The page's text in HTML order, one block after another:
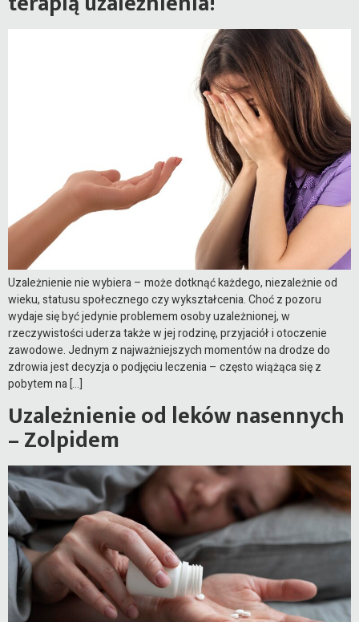
Uzależnienie nie wybiera – może dotknąć każdego, niezależnie od
wieku, statusu społecznego czy wykształcenia. Choć z pozoru
wydaje się być jedynie problemem osoby uzależnionej, w
rzeczywistości uderza także w jej rodzinę, przyjaciół i otoczenie
zawodowe. Jednym z najważniejszych momentów na drodze do
zdrowia jest decyzja o podjęciu leczenia – często wiążąca się z
pobytem na […]
Uzależnienie od leków nasennych
– Zolpidem